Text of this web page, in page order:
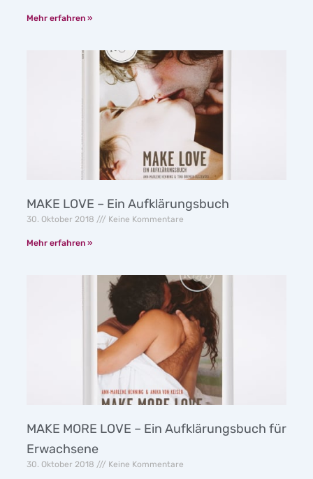
Mehr erfahren »
MAKE LOVE – Ein Aufklärungsbuch
30. Oktober 2018 Keine Kommentare
Mehr erfahren »
MAKE MORE LOVE – Ein Aufklärungsbuch für
Erwachsene
30. Oktober 2018 Keine Kommentare